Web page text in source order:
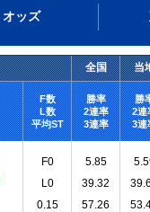
オッズ
全国 当
F数
L数
平均ST
勝率
2連率
3連率
勝
2連
3連
F0
L0
0.15
5.85
39.32
57.26